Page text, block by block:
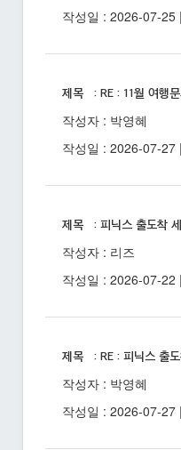
작성일 : 2026-07-25
제목 : RE : 11월 여행
작성자 : 박영혜
작성일 : 2026-07-27
제목 : 피닉스 출도착
작성자 : 리즈
작성일 : 2026-07-22
제목 : RE : 피닉스 출
작성자 : 박영혜
작성일 : 2026-07-27